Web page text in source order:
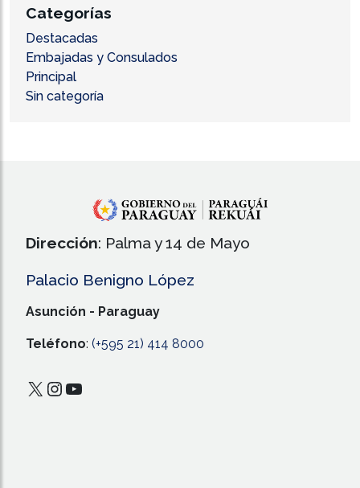
Categorías
Destacadas
Embajadas y Consulados
Principal
Sin categoría
Dirección: Palma y 14 de Mayo
Palacio Benigno López
Asunción - Paraguay
Teléfono: (+595 21) 414 8000
X Instagram
YouTube